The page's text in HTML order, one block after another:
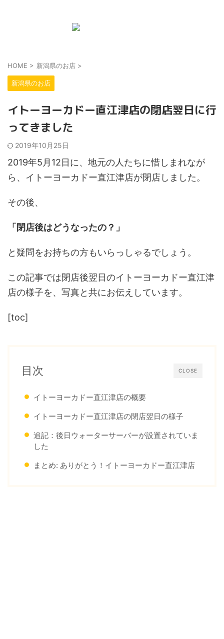
HOME > 新潟県のお店 >
新潟県のお店
イトーヨーカドー直江津店の閉店翌日に行
ってきました
2019年10月25日
2019年5月12日に、地元の人たちに惜しまれなが
ら、イトーヨーカドー直江津店が閉店しました。
その後、
「閉店後はどうなったの？」
と疑問をお持ちの方もいらっしゃるでしょう。
この記事では閉店後翌日のイトーヨーカドー直江津
店の様子を、写真と共にお伝えしています。
[toc]
CLOSE
目次
イトーヨーカドー直江津店の概要
イトーヨーカドー直江津店の閉店翌日の様子
追記：後日ウォーターサーバーが設置されていま
した
まとめ: ありがとう！イトーヨーカドー直江津店